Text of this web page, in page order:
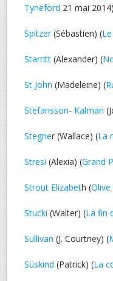
Tyneford 21 mai 2014)
Spitzer(Sébastien) (
Starritt (Alexander) (
St John (Madeleine) (
Stefansson- Kalman
Stegner (Wallace) (La
Stresi (Alexia) (Grand
Strout Elizabeth (
Stucki (Walter) (La fin
Sullivan (J. Courtney) (
Süskind (Patrick) (La